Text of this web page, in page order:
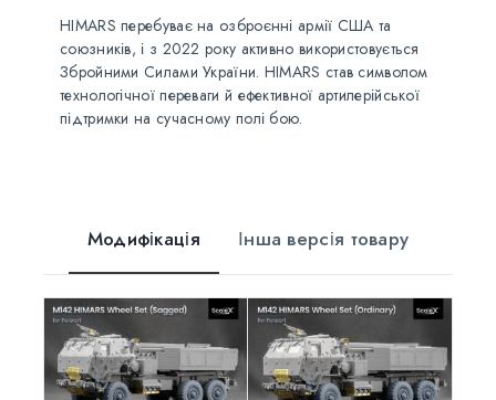
HIMARS перебуває на озброєнні армії США та
союзників, і з 2022 року активно використовується
Збройними Силами України. HIMARS став символом
технологічної переваги й ефективної артилерійської
підтримки на сучасному полі бою.
Модифікація Інша версія товару